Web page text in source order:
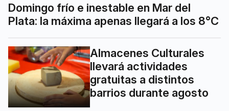
Domingo frío e inestable en Mar del
Plata: la máxima apenas llegará a los 8°C
Almacenes Culturales
llevará actividades
gratuitas a distintos
barrios durante agosto